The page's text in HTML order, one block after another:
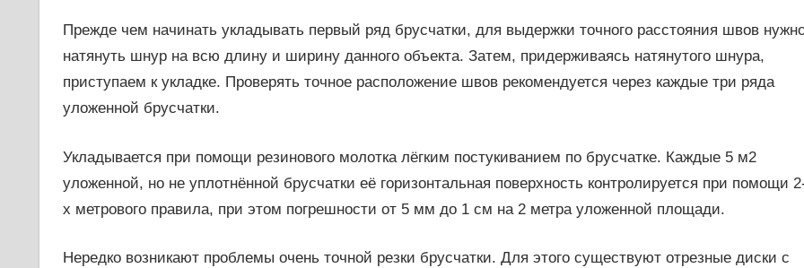
Прежде чем начинать укладывать первый ряд брусчатки, для выдержки точного расстояния швов
натянуть шнур на всю длину и ширину данного объекта. Затем, придерживаясь натянутого шнура,
приступаем к укладке. Проверять точное расположение швов рекомендуется через каждые три ряда
уложенной брусчатки.
Укладывается при помощи резинового молотка лёгким постукиванием по брусчатке. Каждые 5 м2
уложенной, но не уплотнённой брусчатки её горизонтальная поверхность контролируется при помощи
х метрового правила, при этом погрешности от 5 мм до 1 см на 2 метра уложенной площади.
Нередко возникают проблемы очень точной резки брусчатки. Для этого существуют отрезные диски с